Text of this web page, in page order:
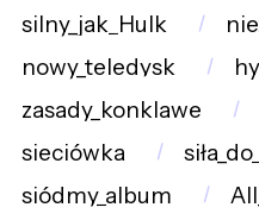
silny_jak_Hulk
nowy_teledysk
zasady_konklawe
sieciówka
siódmy_album